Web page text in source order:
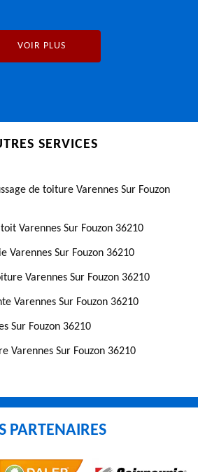
VOIR PLUS
SERVICES
de toiture Varennes Sur Fouzon
Varennes Sur Fouzon 36210
Varennes Sur Fouzon 36210
Varennes Sur Fouzon 36210
Varennes Sur Fouzon 36210
Sur Fouzon 36210
Varennes Sur Fouzon 36210
PARTENAIRES